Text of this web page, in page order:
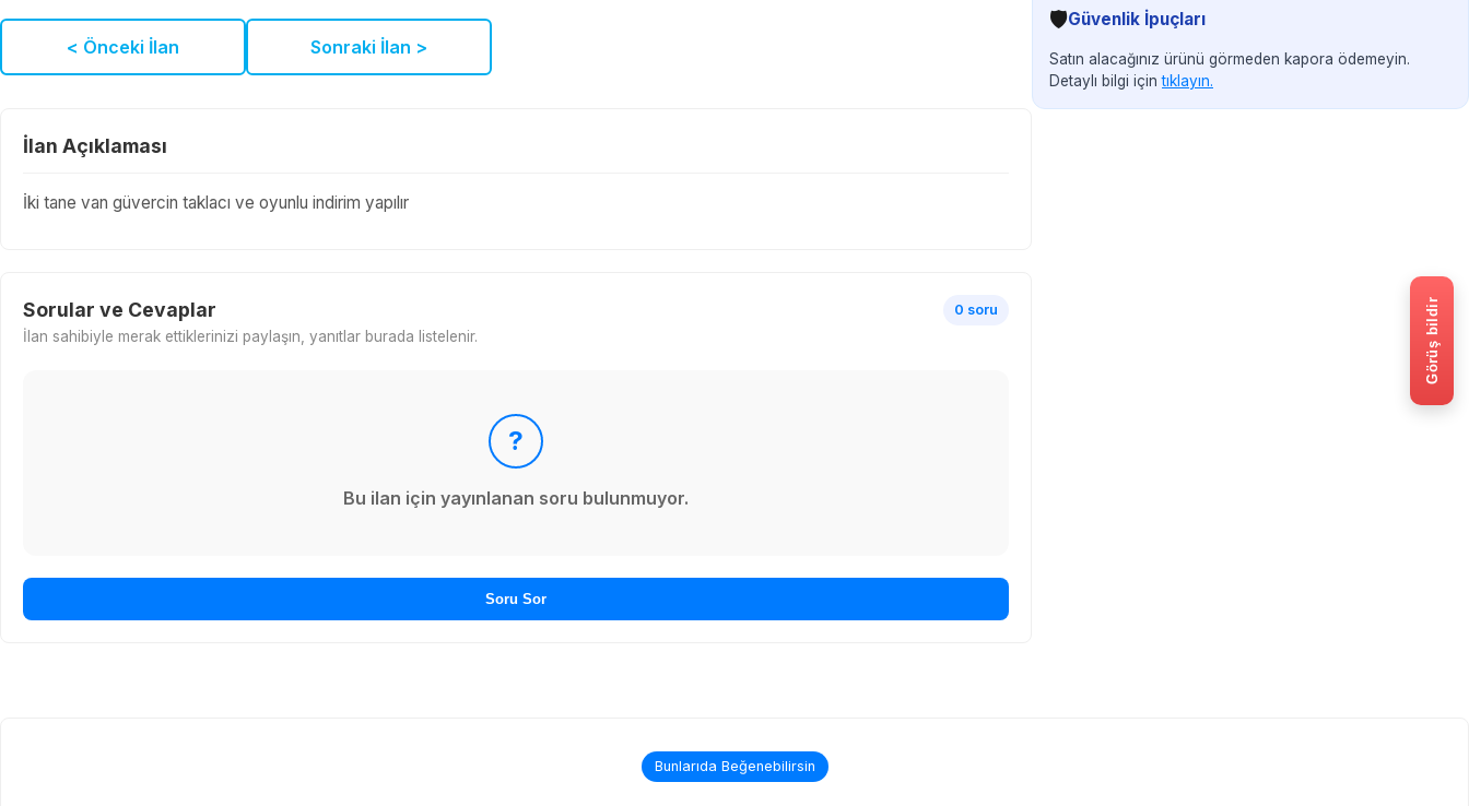
< Önceki İlan Sonraki İlan >
İlan Açıklaması
İki tane van güvercin taklacı ve oyunlu indirim yapılır
Sorular ve Cevaplar 0 soru
İlan sahibiyle merak ettiklerinizi paylaşın, yanıtlar burada listelenir.
?
Bu ilan için yayınlanan soru bulunmuyor.
Soru Sor
🛡️Güvenlik İpuçları
Satın alacağınız ürünü görmeden kapora ödemeyin.
Detaylı bilgi içintıklayın.
Bunlarıda Beğenebilirsin
Görüş bildir